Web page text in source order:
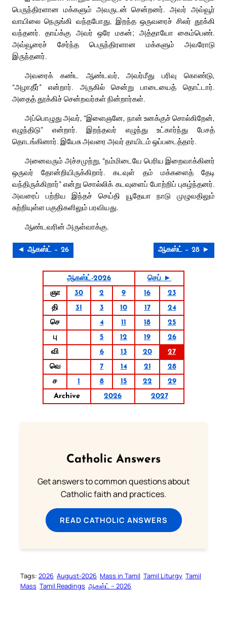
பெருந்திரளான மக்களும் அவருடன் சென்றனர். அவர் அவ்வூர்
வாயிலை நெருங்கி வந்தபோது, இறந்த ஒருவரைச் சிலர் தூக்கி
வந்தனர். தாய்க்கு அவர் ஒரே மகன்; அத்தாயோ கைம்பெண்.
அவ்வூரைச் சேர்ந்த பெருந்திரளான மக்களும் அவரோடு
இருந்தனர்.
அவரைக் கண்ட ஆண்டவர், அவர்மீது பரிவு கொண்டு,
“அழாதீர்” என்றார். அருகில் சென்று பாடையைத் தொட்டார்.
அதைத் தூக்கிச் சென்றவர்கள் நின்றார்கள்.
அப்பொழுது அவர், “இளைஞனே, நான் உனக்குச் சொல்கிறேன்,
எழுந்திடு” என்றார். இறந்தவர் எழுந்து உட்கார்ந்து பேசத்
தொடங்கினார். இயேசு அவரை அவர் தாயிடம் ஒப்படைத்தார்.
அனைவரும் அச்சமுற்று, “நம்மிடையே பெரிய இறைவாக்கினர்
ஒருவர் தோன்றியிருக்கிறார். கடவுள் தம் மக்களைத் தேடி
வந்திருக்கிறார்” என்று சொல்லிக் கடவுளைப் போற்றிப் புகழ்ந்தனர்.
அவரைப் பற்றிய இந்தச் செய்தி யூதேயா நாடு முழுவதிலும்
சுற்றியுள்ள பகுதிகளிலும் பரவியது.
ஆண்டவரின் அருள்வாக்கு.
◄ ஆகஸ்ட் – 26 ஆகஸ்ட் – 28 ►
ஆகஸ்ட்-2026
செப் ►
ஞா
30 2 9 16
23
தி
31 3 10 17
24
செ
4 11 18
25
பு
5 12 19
26
வி
6 13 20
27
வெ
7 14 21
28
ச
1 8 15 22
29
Archive
2026 2027
Catholic Answers
Get answers to common questions about
Catholic faith and practices.
READ CATHOLIC ANSWERS
Tags: 2026 August-2026 Mass in Tamil Tamil Liturgy Tamil
Mass Tamil Readings ஆகஸ்ட் – 2026